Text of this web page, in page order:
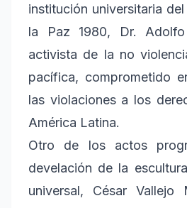
institución universitaria
la Paz 1980, Dr. Adolfo
activista de la no
pacífica, comprometido
las violaciones a los
América Latina.
Otro de los actos
develación de la
universal, César